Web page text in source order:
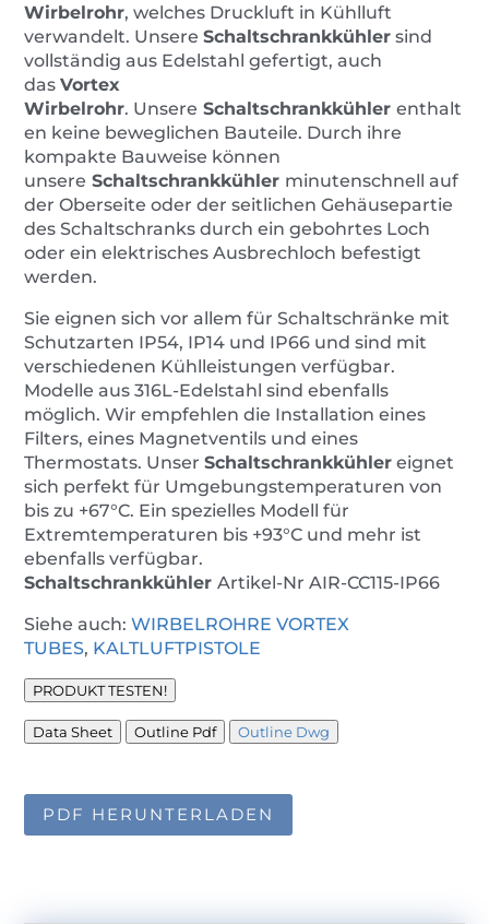
Wirbelrohr, welches Druckluft in Kühlluft
verwandelt. UnsereSchaltschrankkühler sind
vollständig aus Edelstahl gefertigt, auch
dasVortex
Wirbelrohr. Unsere Schaltschrankkühlerenthalt
en keine beweglichen Bauteile. Durch ihre
kompakte Bauweise können
unsere Schaltschrankkühler minutenschnell auf
der Oberseite oder der seitlichen Gehäusepartie
des Schaltschranks durch ein gebohrtes Loch
oder ein elektrisches Ausbrechloch befestigt
werden.
Sie eignen sich vor allem für Schaltschränke mit
Schutzarten IP54, IP14 und IP66 und sind mit
verschiedenen Kühlleistungen verfügbar.
Modelle aus 316L-Edelstahl sind ebenfalls
möglich. Wir empfehlen die Installation eines
Filters, eines Magnetventils und eines
Thermostats. UnserSchaltschrankkühler eignet
sich perfekt für Umgebungstemperaturen von
bis zu +67°C. Ein spezielles Modell für
Extremtemperaturen bis +93°C und mehr ist
ebenfalls verfügbar.
Schaltschrankkühler Artikel-Nr AIR-CC115-IP66
Siehe auch:WIRBELROHRE VORTEX
TUBES, KALTLUFTPISTOLE
PRODUKT TESTEN!
Data Sheet Outline Pdf Outline Dwg
PDF HERUNTERLADEN